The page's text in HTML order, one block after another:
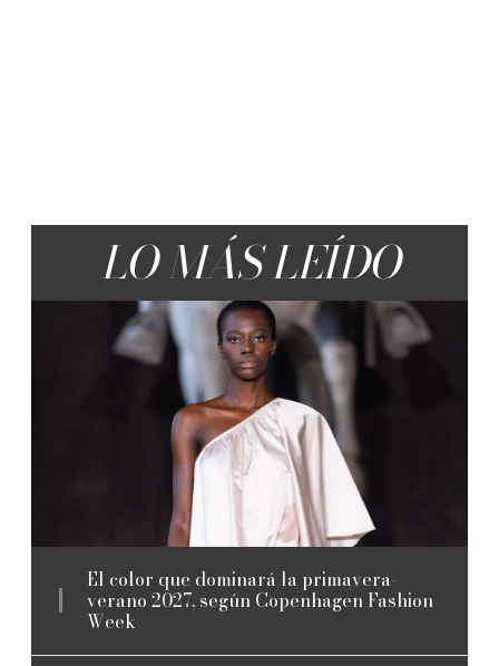
LO MÁS LEÍDO
El color que dominará la primavera-
verano 2027, según Copenhagen Fashion
Week